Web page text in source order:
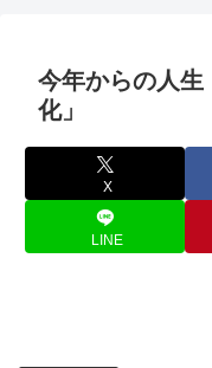
今年からの人生
化」
X
LINE